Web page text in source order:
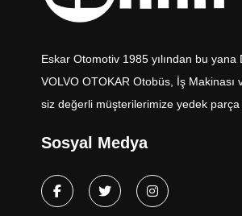
Eskar Otomotiv 1985 yılından bu
VOLVO OTOKAR Otobüs, İş Makinası
siz değerli müşterilerimize yedek
Sosyal Medya